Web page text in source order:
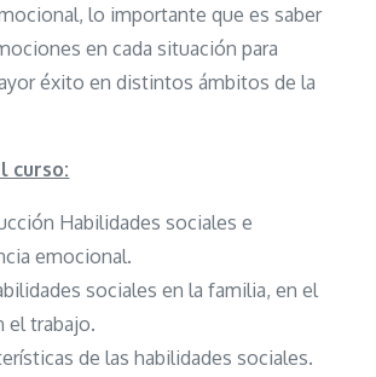
lo importante que es saber
en cada situación para
éxito en distintos ámbitos de la
curso:
Habilidades sociales e
emocional.
sociales en la familia, en el
el trabajo.
de las habilidades sociales.